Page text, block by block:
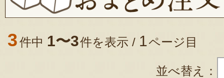
3件中 1〜3件を表示 / 1ページ目
並べ替え：